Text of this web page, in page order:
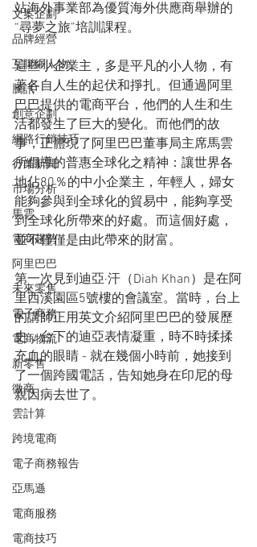
文案企劃
品牌經營
互聯網人物
騰訊
創意企劃
網路行銷技巧
行業新聞
市場分析
馬雲
電商趨勢
阿里巴巴
未來零售
電子商務
電商物流
新零售
微商
雲計算
跨境電商
電子商務報告
亞馬遜
電商服務
電商技巧
站海外事業部為優質海外供應商舉辦的
“尋夢之旅”培訓課程。
這些小企業主，多是平凡的小人物，有
著各自人生的起伏和掙扎。但通過阿里
巴巴提供的電商平台，他們的人生和生
活都發生了巨大的變化。而他們的故
事，正體現了阿里巴巴董事局主席馬雲
所倡導的普惠全球化之精神：讓世界各
地佔80％的中小企業主，年輕人，婦女
能夠參與到全球化的貿易中，能夠享受
到全球化所帶來的好處。而這個好處，
並不僅僅是由此帶來的財富。
第一次見到迪亞·汗（Diah Khan）是在阿
里西溪園區5號樓的會議室。當時，台上
的講師正用英文介紹阿里巴巴的發展歷
史，台下的迪亞表情凝重，時不時揉揉
充血的眼睛 - 就在幾個小時前，她接到
了一個跨國電話，告知她身在印尼的母
親因病去世了。